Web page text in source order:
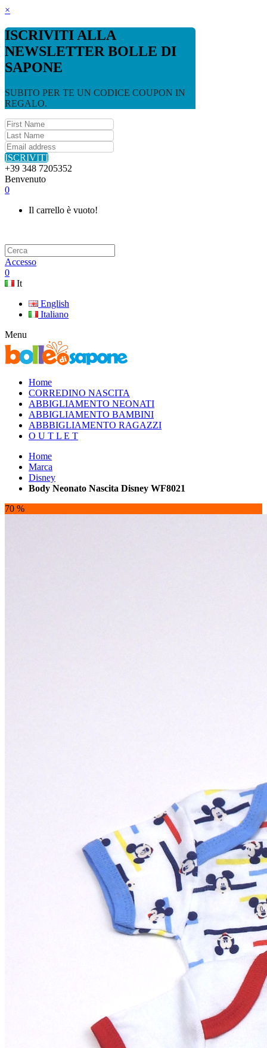
×
ISCRIVITI ALLA
NEWSLETTER BOLLE DI
SAPONE
SUBITO PER TE UN CODICE COUPON IN
REGALO.
ISCRIVITI
+39 348 7205352
Benvenuto
0
Il carrello è vuoto!
Accesso
0
It
English
Italiano
Menu
Home
CORREDINO NASCITA
ABBIGLIAMENTO NEONATI
ABBIGLIAMENTO BAMBINI
ABBBIGLIAMENTO RAGAZZI
O U T L E T
Home
Marca
Disney
Body Neonato Nascita Disney WF8021
70 %